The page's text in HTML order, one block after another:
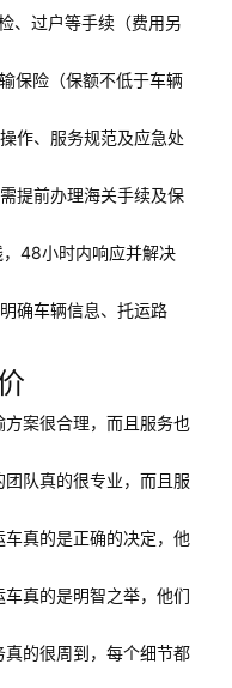
、过户等手续（费用另
保险（保额不低于车辆
作、服务规范及应急处
提前办理海关手续及保
48小时内响应并解决
确车辆信息、托运路
方案很合理，而且服务也
团队真的很专业，而且服
车真的是正确的决定，他
车真的是明智之举，他们
真的很周到，每个细节都